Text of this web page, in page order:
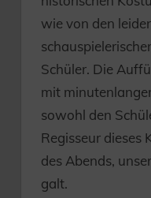
wie von den
Schüler. Die
mit
sowohl den
Regisseur dieses
des Abends,
galt.